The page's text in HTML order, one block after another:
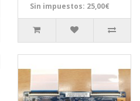
Sin impuestos: 25,00€